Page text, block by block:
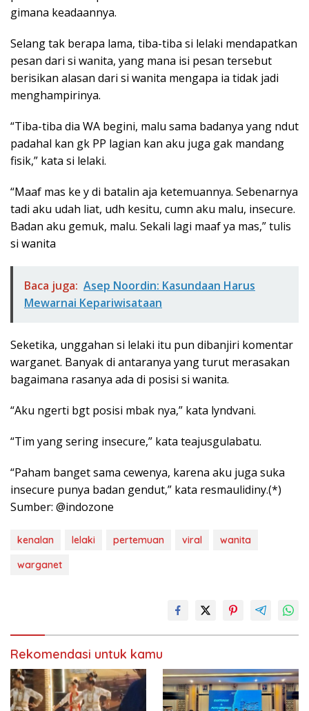
gimana keadaannya.
Selang tak berapa lama, tiba-tiba si lelaki mendapatkan
pesan dari si wanita, yang mana isi pesan tersebut
berisikan alasan dari si wanita mengapa ia tidak jadi
menghampirinya.
“Tiba-tiba dia WA begini, malu sama badanya yang ndut
padahal kan gk PP lagian kan aku juga gak mandang
fisik,” kata si lelaki.
“Maaf mas ke y di batalin aja ketemuannya. Sebenarnya
tadi aku udah liat, udh kesitu, cumn aku malu, insecure.
Badan aku gemuk, malu. Sekali lagi maaf ya mas,” tulis
si wanita
Baca juga: Asep Noordin: Kasundaan Harus
Mewarnai Kepariwisataan
Seketika, unggahan si lelaki itu pun dibanjiri komentar
warganet. Banyak di antaranya yang turut merasakan
bagaimana rasanya ada di posisi si wanita.
“Aku ngerti bgt posisi mbak nya,” kata lyndvani.
“Tim yang sering insecure,” kata teajusgulabatu.
“Paham banget sama cewenya, karena aku juga suka
insecure punya badan gendut,” kata resmaulidiny.(*)
Sumber: @indozone
kenalan lelaki pertemuan viral
wanita
warganet
Rekomendasi untuk kamu